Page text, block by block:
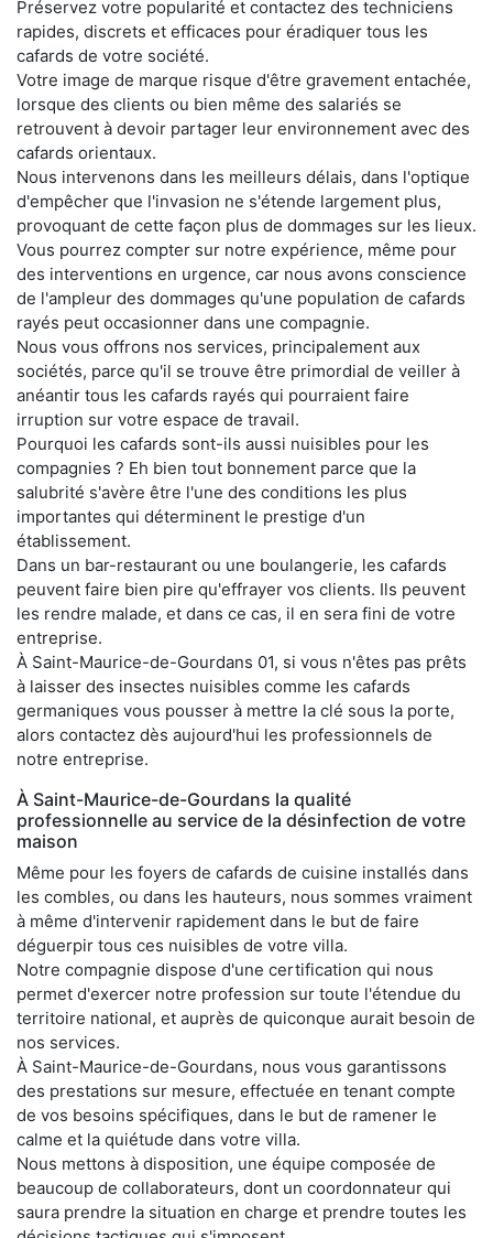
Préservez votre popularité et contactez des techniciens
rapides, discrets et efficaces pour éradiquer tous les
cafards de votre société.
Votre image de marque risque d'être gravement entachée,
lorsque des clients ou bien même des salariés se
retrouvent à devoir partager leur environnement avec des
cafards orientaux.
Nous intervenons dans les meilleurs délais, dans l'optique
d'empêcher que l'invasion ne s'étende largement plus,
provoquant de cette façon plus de dommages sur les lieux.
Vous pourrez compter sur notre expérience, même pour
des interventions en urgence, car nous avons conscience
de l'ampleur des dommages qu'une population de cafards
rayés peut occasionner dans une compagnie.
Nous vous offrons nos services, principalement aux
sociétés, parce qu'il se trouve être primordial de veiller à
anéantir tous les cafards rayés qui pourraient faire
irruption sur votre espace de travail.
Pourquoi les cafards sont-ils aussi nuisibles pour les
compagnies ? Eh bien tout bonnement parce que la
salubrité s'avère être l'une des conditions les plus
importantes qui déterminent le prestige d'un
établissement.
Dans un bar-restaurant ou une boulangerie, les cafards
peuvent faire bien pire qu'effrayer vos clients. Ils peuvent
les rendre malade, et dans ce cas, il en sera fini de votre
entreprise.
À Saint-Maurice-de-Gourdans 01, si vous n'êtes pas prêts
à laisser des insectes nuisibles comme les cafards
germaniques vous pousser à mettre la clé sous la porte,
alors contactez dès aujourd'hui les professionnels de
notre entreprise.
À Saint-Maurice-de-Gourdans la qualité
professionnelle au service de la désinfection de votre
maison
Même pour les foyers de cafards de cuisine installés dans
les combles, ou dans les hauteurs, nous sommes vraiment
à même d'intervenir rapidement dans le but de faire
déguerpir tous ces nuisibles de votre villa.
Notre compagnie dispose d'une certification qui nous
permet d'exercer notre profession sur toute l'étendue du
territoire national, et auprès de quiconque aurait besoin de
nos services.
À Saint-Maurice-de-Gourdans, nous vous garantissons
des prestations sur mesure, effectuée en tenant compte
de vos besoins spécifiques, dans le but de ramener le
calme et la quiétude dans votre villa.
Nous mettons à disposition, une équipe composée de
beaucoup de collaborateurs, dont un coordonnateur qui
saura prendre la situation en charge et prendre toutes les